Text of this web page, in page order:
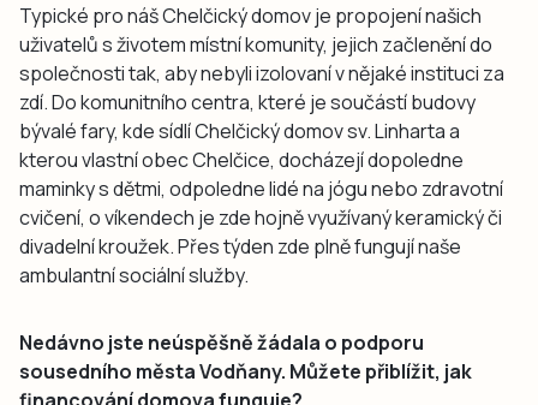
Typické pro náš Chelčický domov je propojení našich
uživatelů s životem místní komunity, jejich začlenění do
společnosti tak, aby nebyli izolovaní v nějaké instituci za
zdí. Do komunitního centra, které je součástí budovy
bývalé fary, kde sídlí Chelčický domov sv. Linharta a
kterou vlastní obec Chelčice, docházejí dopoledne
maminky s dětmi, odpoledne lidé na jógu nebo zdravotní
cvičení, o víkendech je zde hojně využívaný keramický či
divadelní kroužek. Přes týden zde plně fungují naše
ambulantní sociální služby.
Nedávno jste neúspěšně žádala o podporu
sousedního města Vodňany. Můžete přiblížit, jak